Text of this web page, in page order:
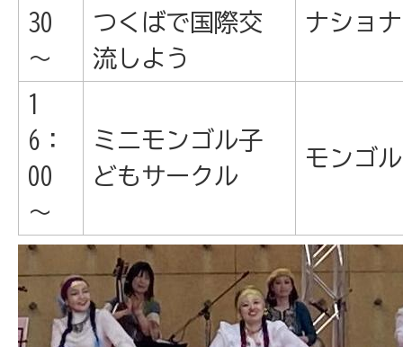
30
～
つくばで国際交
流しよう
ナショ
1
6：
00
～
ミニモンゴル子
どもサークル
モンゴ